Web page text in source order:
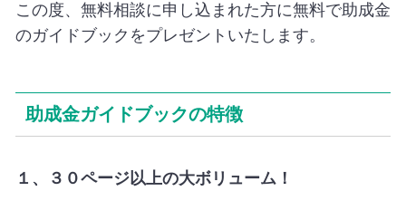
この度、無料相談に申し込まれた方に無料で助成金
のガイドブックをプレゼントいたします。
助成金ガイドブックの特徴
１、３０ページ以上の大ボリューム！